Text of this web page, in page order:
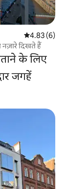
औसत रेटिंग 5 में
4.83 (6)
नज़ारे दिखते हैं
के लिए
जगहें